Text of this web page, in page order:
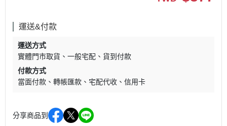
運送&付款
運送方式
實體門市取貨
一般宅配
貨到付款
付款方式
當面付款
轉帳匯款 宅配代收 信用卡
分享商品到